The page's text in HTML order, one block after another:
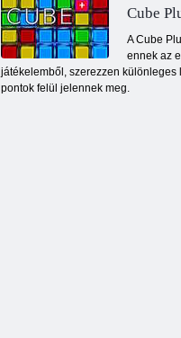
Kyodai pillangó
Cube
A Cube
ennek az
játékelemből, szerezzen különleges
pontok felül jelennek meg.